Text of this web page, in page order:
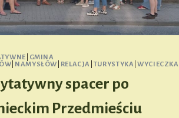
GMINA
NAMYSŁÓW RELACJA TURYSTYKA |WYCIECZKA
spacer po
Przedmieściu